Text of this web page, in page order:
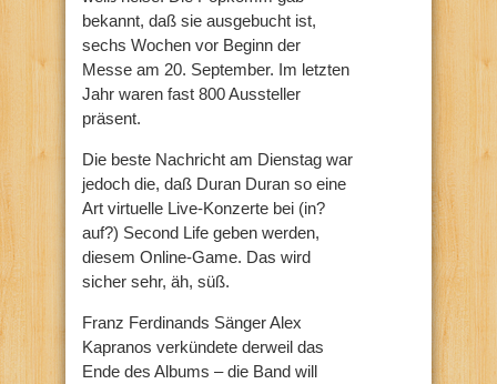
bekannt, daß sie ausgebucht ist,
sechs Wochen vor Beginn der
Messe am 20. September. Im letzten
Jahr waren fast 800 Aussteller
präsent.
Die beste Nachricht am Dienstag war
jedoch die, daß Duran Duran so eine
Art virtuelle Live-Konzerte bei (in?
auf?) Second Life geben werden,
diesem Online-Game. Das wird
sicher sehr, äh, süß.
Franz Ferdinands Sänger Alex
Kapranos verkündete derweil das
Ende des Albums – die Band will